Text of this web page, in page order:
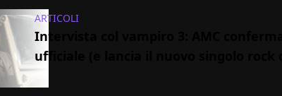
ARTICOLI
Intervista col vampiro 3: AMC conferma
ufficiale (e lancia il nuovo singolo rock